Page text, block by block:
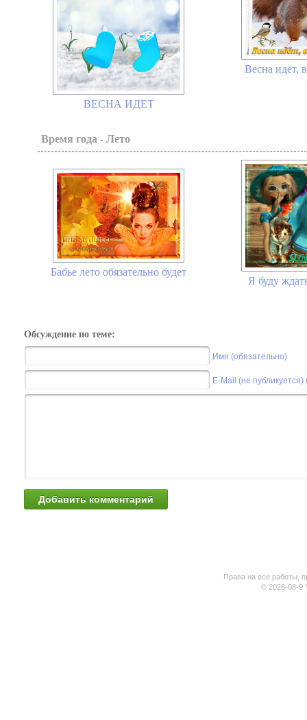
ВЕСНА ИДЕТ
Весна идёт,
Время года - Лето
Бабье лето обязательно будет
Я буду
Обсуждение по теме:
Имя (обязательно)
E-Mail (не
Права на все работы,
© 2026-08-9